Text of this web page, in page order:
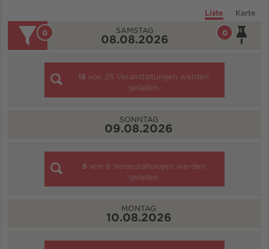
Liste Karte
0
0 SAMSTAG
08.08.2026
15 von 25 Veranstaltungen werden
geladen
SONNTAG
09.08.2026
8 von 8 Veranstaltungen werden
geladen
MONTAG
10.08.2026